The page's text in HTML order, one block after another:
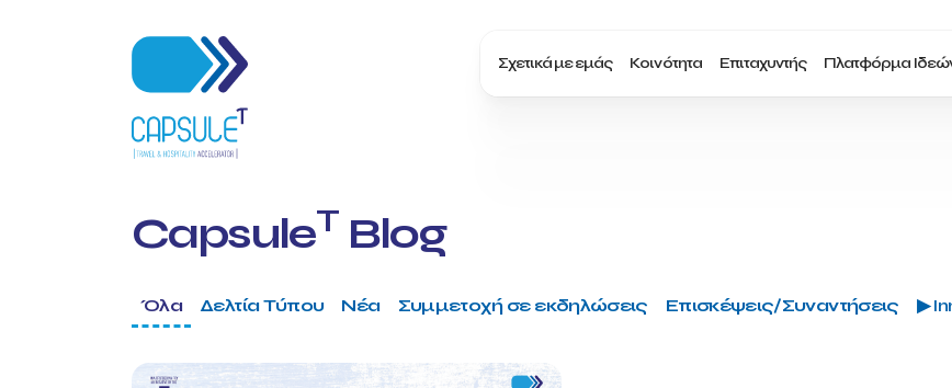
Σχετικά με εμάς Κοινότητα Επιταχυντής Πλατφόρμα
CapsuleT Blog
Όλα Δελτία Τύπου Νέα Συμμετοχή σε εκδηλώσεις Επισκέψεις/Συναντήσεις ▶